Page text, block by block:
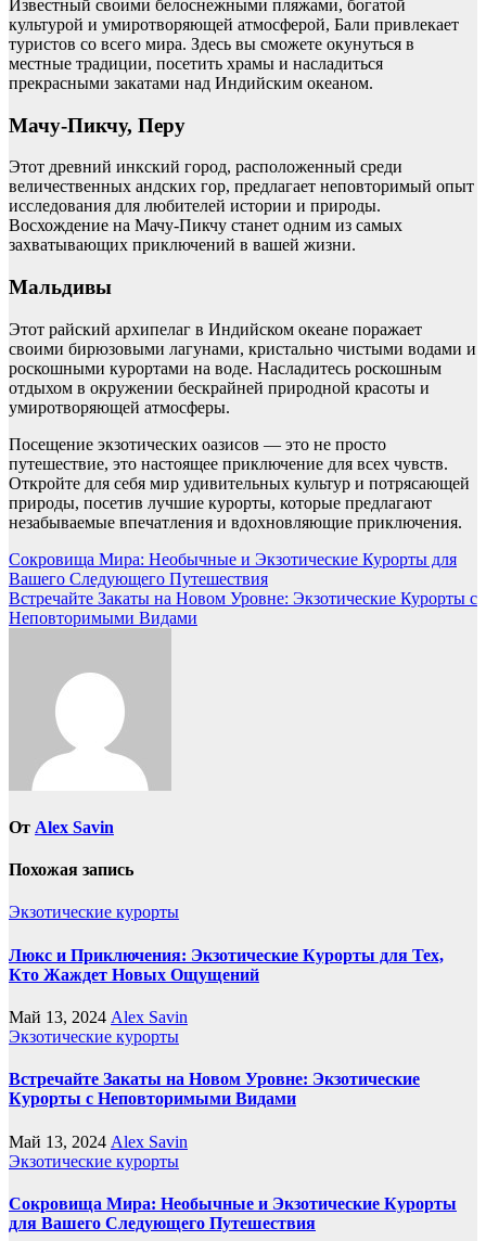
Известный своими белоснежными пляжами, богатой
культурой и умиротворяющей атмосферой, Бали привлекает
туристов со всего мира. Здесь вы сможете окунуться в
местные традиции, посетить храмы и насладиться
прекрасными закатами над Индийским океаном.
Мачу-Пикчу, Перу
Этот древний инкский город, расположенный среди
величественных андских гор, предлагает неповторимый опыт
исследования для любителей истории и природы.
Восхождение на Мачу-Пикчу станет одним из самых
захватывающих приключений в вашей жизни.
Мальдивы
Этот райский архипелаг в Индийском океане поражает
своими бирюзовыми лагунами, кристально чистыми водами и
роскошными курортами на воде. Насладитесь роскошным
отдыхом в окружении бескрайней природной красоты и
умиротворяющей атмосферы.
Посещение экзотических оазисов — это не просто
путешествие, это настоящее приключение для всех чувств.
Откройте для себя мир удивительных культур и потрясающей
природы, посетив лучшие курорты, которые предлагают
незабываемые впечатления и вдохновляющие приключения.
Навигация
по
записям
Сокровища Мира: Необычные и Экзотические Курорты для
Вашего Следующего Путешествия
Встречайте Закаты на Новом Уровне: Экзотические Курорты с
Неповторимыми Видами
От Alex Savin
Похожая запись
Экзотические курорты
Люкс и Приключения: Экзотические Курорты для Тех,
Кто Жаждет Новых Ощущений
Май 13, 2024 Alex Savin
Экзотические курорты
Встречайте Закаты на Новом Уровне: Экзотические
Курорты с Неповторимыми Видами
Май 13, 2024 Alex Savin
Экзотические курорты
Сокровища Мира: Необычные и Экзотические Курорты
для Вашего Следующего Путешествия